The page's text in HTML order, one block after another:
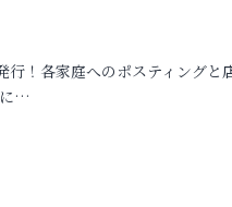
行！各家庭へのポスティングと
に…